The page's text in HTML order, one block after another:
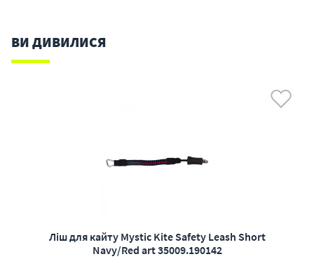
ВИ ДИВИЛИСЯ
Ліш для кайту Mystic Kite Safety Leash Short
Navy/Red art 35009.190142